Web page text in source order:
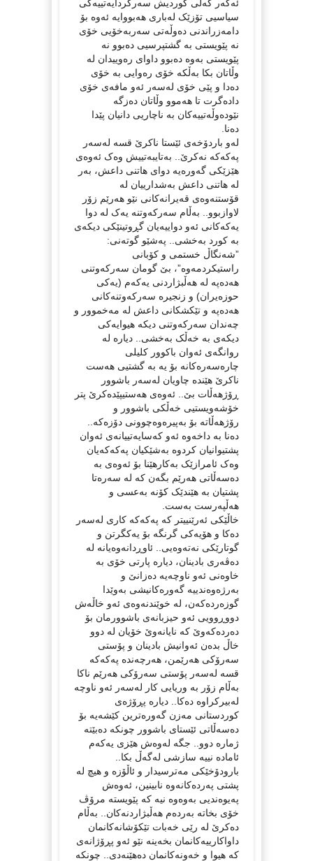
ئەگەر گەلی کوردیش سەرکردایەتییەکی
سیاسیی تۆزێک لەباری هەبووایە ئەوە بۆ
دامەزراندنی دەوڵەتی سەربەخۆیی خۆی
نە پێویستی بە گشتپرسیی دەبوو نە
پێویستی بەوە دەبوو داوای رەوییدان لە
وڵاتان بکا بەڵکە خۆی رەوایی بە خۆی
دەدا و پێی خۆی لەسەر ئەو مافەی خۆی
دادەگرت تا هەموو وڵاتان دەزگە
نێودەوڵەتییەکان بە ناچاریی دانیان پێدا
دەنا.
لەو باردۆخەی ئێستا ناکرێ قسە لەسەر
پەکەکە نەکرێ.. بەتایبەتییش وەک ئەوەی
هێزێکی گەورەیە دوای هاتنی داعش، بەر
لە هاتنی داعش بەشدارییان لە
قۆستنەوەی قەیرانەکانی نێو هەرێم زۆر
لاوازبوو.. بەڵام سەرکەوتنە یەک لە دوا
یەکەکانی ئەو دواییەیان گڕوتینێکی دیکەی
بە کورد بەخشی.. پەشێو گوتەنی:
”شەنگاڵ خستمی و کۆبانی
راستیکردمەوە”، بێ گومان سەرکەوتنی
هەدەپە لە هەڵبژاردنی یەکەم (یەکی
حوزەیران) و زنجیرە سەرکەوتنەکانی
هەدەپە و تێکشکانی داعش لە مەخموور و
چەندان سەرکەوتنی دیکە هیوایەکی
دیکەی بە خەڵک بەخشی.. دیارە لە
روانگەی ئەوان باکوور کلیلی
چارەسەرەکانە بۆ یە بە گشتیی هەست
ناکرێ هێندە چاویان لەسەر باشوور
ڕۆژهەڵات بێ.. ئەوەی هەستیپێدەکرێ پتر
خۆشەویستیی خەڵکی باشوور و
رۆژهەڵاتە بۆ بەپیرەوەچوونی دۆزەکە..
دەنا بە داخەوە ئەو کەسایەتییانەی ئەوان
پشتیوانیان کردوە بەشێکیان پەکەکەیان
وەک ئامرازێک بەکارهێنا بۆ ئەوەی بە
دەسەڵاتی هەرێم بگەن کە لە سەرەتا
پشتیان بە هێندێک کۆنە بەعسی و
هەڵپەرست بەست.
خاڵێکی ئەرێنییتر کە پەکەکە کاری لەسەر
دەکا و هۆیەکی گرنگە بۆ یەکگرتن و
گوتارێکی نەتەوەیی.. ئاوڕدانەوەیانە لە
دەڤەری بادینان، دیارە پارتی خۆی بە
خاوەنی ئەو ناوچەیە دەزانێ و
بەرژەوەندییە گەورەکانیشی بەوێدا
گوزەردەکەن، لە خوێندنەوەی ئەو خاڵەش
دووڕوویی ئەو حیزبانەی باشوورمان بۆ
دەردەکەوێ کە نایانەوێ خۆیان لە دوو
خاڵ بدەن ئەوانیش بادینان و پۆستی
سەرۆکی هەرێمن، هەرچەندە پەکەکە
قسە لەسەر پۆستی سەرۆکی هەرێم ناکا
بەڵام زۆر بە وریایی کار لەسەر ئەو ناوچە
لەبیرکراوە دەکا.. دیارە پڕۆژەی
کوردستانی مەزن گەورەترین کێشەیە بۆ
دەسەڵاتی ئێستای باشوور چونکە دەبێتە
ژمارە دوو.. جگە لەوەش هێزی یەکەم
ئامادە نییە سازشی لەگەڵ بکا..
بارودۆخێکی مەترسیدار و ئاڵۆزە و هیچ لە
پشتی پەردەکانەوە نابینین، ئەوەش
پەیوەندیی بەوەوە نیە کە پێویستە مرۆڤ
خۆی بخاتە بەردەم هەڵبژاردنەکان.. بەڵام
دەکرێ لە رێی خەبات تێکۆشانەکانمان
داواکارییەکانمان بخەینە نێو ئەو پڕۆژانەی
کە هیوا و خەونەکانمان دەهێنەدی.. چونکە